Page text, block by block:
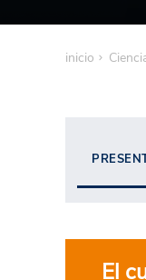
inicio
El